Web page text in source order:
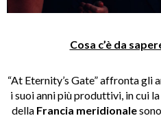
Cosa c’è da
“At Eternity’s Gate” affronta gli
i suoi anni più produttivi, in cui
della Francia meridionale